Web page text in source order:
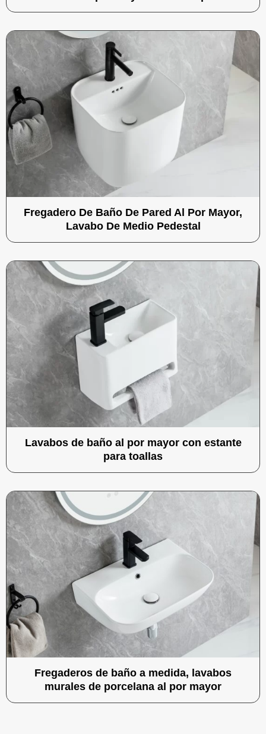
Fregadero De Baño De Pared Al Por Mayor,
Lavabo De Medio Pedestal
Lavabos de baño al por mayor con estante
para toallas
Fregaderos de baño a medida, lavabos
murales de porcelana al por mayor